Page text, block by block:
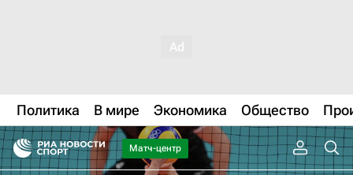
Политика В мире Экономика Общество
Матч-центр